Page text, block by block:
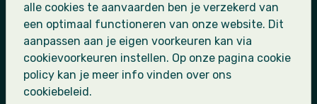
Kapoenen
Wouters
Jonggivers
Givers
Jin
alle cookies te aanvaarden ben je verzekerd van
een optimaal functioneren van onze website. Dit
aanpassen aan je eigen voorkeuren kan via
cookievoorkeuren instellen. Op onze pagina cookie
policy kan je meer info vinden over ons
cookiebeleid.